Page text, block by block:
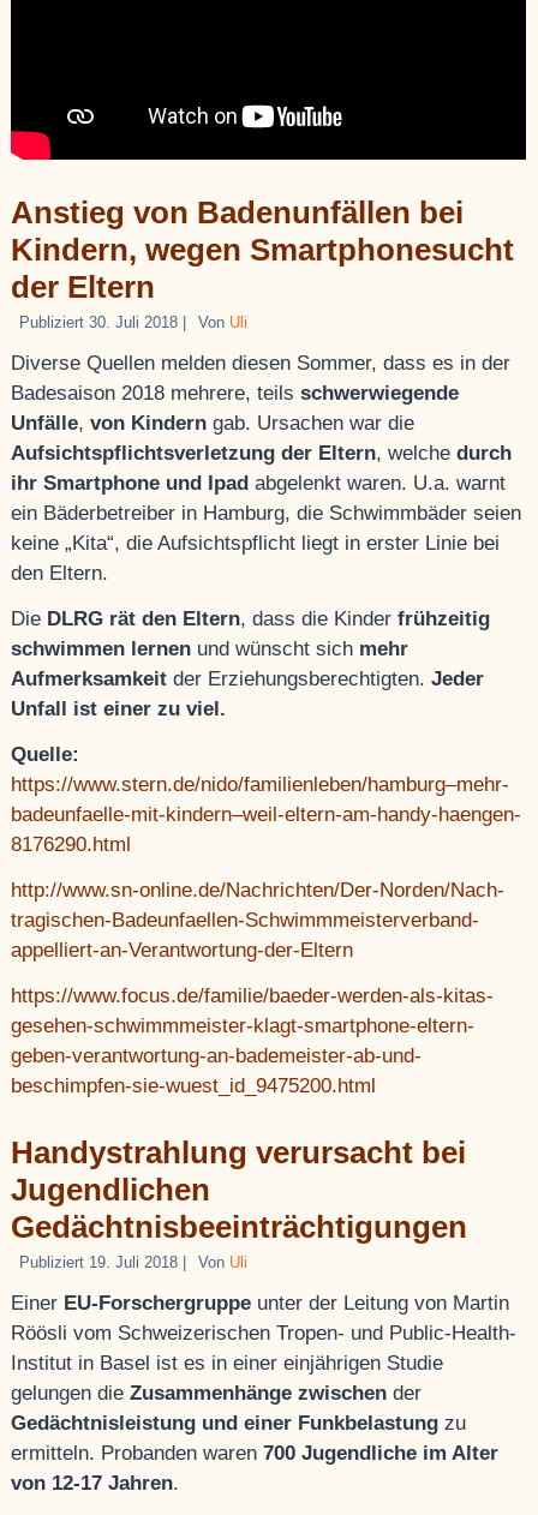
Anstieg von Badenunfällen bei
Kindern, wegen Smartphonesucht
der Eltern
Publiziert 30. Juli 2018 Von Uli
Diverse Quellen melden diesen Sommer, dass es in der
Badesaison 2018 mehrere, teilsschwerwiegende
Unfälle,von Kindern gab. Ursachen war die
Aufsichtspflichtsverletzung der Eltern, welchedurch
ihr Smartphone und Ipad abgelenkt waren. U.a. warnt
ein Bäderbetreiber in Hamburg, die Schwimmbäder seien
keine „Kita“, die Aufsichtspflicht liegt in erster Linie bei
den Eltern.
Die DLRG rät den Eltern, dass die Kinderfrühzeitig
schwimmen lernen und wünscht sich mehr
Aufmerksamkeit der Erziehungsberechtigten.Jeder
Unfall ist einer zu viel.
Quelle:
https://www.stern.de/nido/familienleben/hamburg–mehr-
badeunfaelle-mit-kindern–weil-eltern-am-handy-haengen-
8176290.html
http://www.sn-online.de/Nachrichten/Der-Norden/Nach-
tragischen-Badeunfaellen-Schwimmmeisterverband-
appelliert-an-Verantwortung-der-Eltern
https://www.focus.de/familie/baeder-werden-als-kitas-
gesehen-schwimmmeister-klagt-smartphone-eltern-
geben-verantwortung-an-bademeister-ab-und-
beschimpfen-sie-wuest_id_9475200.html
Handystrahlung verursacht bei
Jugendlichen
Gedächtnisbeeinträchtigungen
Publiziert 19. Juli 2018 Von Uli
Einer EU-Forschergruppe unter der Leitung von Martin
Röösli vom Schweizerischen Tropen- und Public-Health-
Institut in Basel ist es in einer einjährigen Studie
gelungen die Zusammenhänge zwischen der
Gedächtnisleistung und einer Funkbelastung zu
ermitteln. Probanden waren 700 Jugendliche im Alter
von 12-17 Jahren.